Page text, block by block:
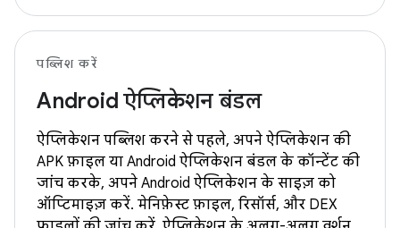
पब्लिश करें
Android ऐप्लिकेशन बंडल
ऐप्लिकेशन पब्लिश करने से पहले, अपने ऐप्लिकेशन की
APK फ़ाइल या Android ऐप्लिकेशन बंडल के कॉन्टेंट की
जांच करके, अपने Android ऐप्लिकेशन के साइज़ को
ऑप्टिमाइज़ करें. मेनिफ़ेस्ट फ़ाइल, रिसॉर्स, और DEX